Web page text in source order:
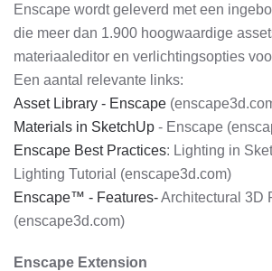
Enscape wordt geleverd met een
die meer dan 1.900 hoogwaardige
materiaaleditor en verlichtingsopties
Een aantal relevante links:
Asset Library - Enscape
Materials in SketchUp - Enscape
Enscape Best Practices: Lighting in
Lighting Tutorial (enscape3d.com)
Enscape™ - Features-Architectural 3D
(enscape3d.com)
Enscape Extension